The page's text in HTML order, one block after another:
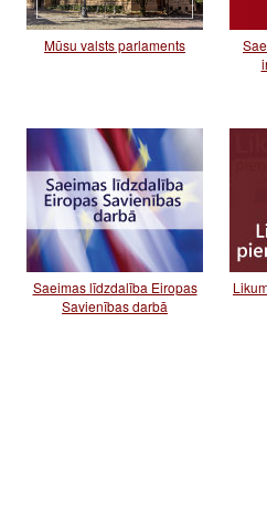
Mūsu valsts parlaments
Saeimas līdzdalība Eiropas
Savienības darbā